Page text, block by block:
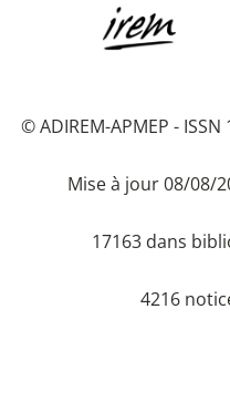
© ADIREM-APMEP - ISSN
Mise à jour 08/08/
17163 dans
4216